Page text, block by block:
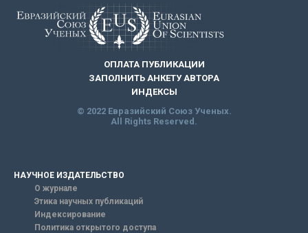
ОПЛАТА ПУБЛИКАЦИИ
ЗАПОЛНИТЬ АНКЕТУ АВТОРА
ИНДЕКСЫ
© 2022 Евразийский Союз Ученых.
All Rights Reserved.
НАУЧНОЕ ИЗДАТЕЛЬСТВО
О журнале
Этика научных публикаций
Индексирование
Политика открытого доступа